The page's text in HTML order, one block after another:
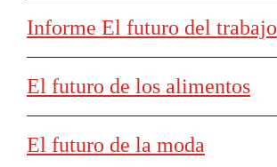
Informe El futuro del trabajo
El futuro de los alimentos
El futuro de la moda